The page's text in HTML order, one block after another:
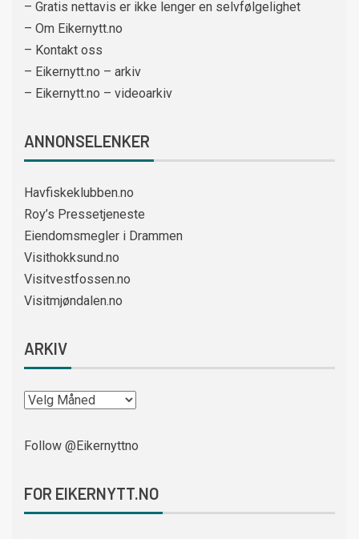
– Gratis nettavis er ikke lenger en selvfølgelighet
– Om Eikernytt.no
– Kontakt oss
– Eikernytt.no – arkiv
– Eikernytt.no – videoarkiv
ANNONSELENKER
Havfiskeklubben.no
Roy’s Pressetjeneste
Eiendomsmegler i Drammen
Visithokksund.no
Visitvestfossen.no
Visitmjøndalen.no
ARKIV
Follow @Eikernyttno
FOR EIKERNYTT.NO